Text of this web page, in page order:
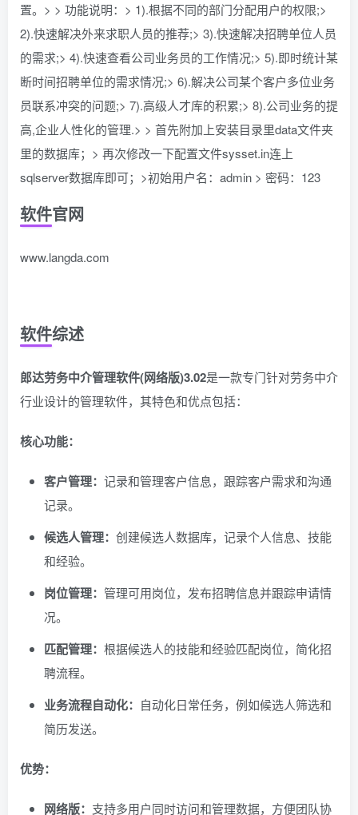
置。> > 功能说明：> 1).根据不同的部门分配用户的权限;>
2).快速解决外来求职人员的推荐;> 3).快速解决招聘单位人员
的需求;> 4).快速查看公司业务员的工作情况;> 5).即时统计某
断时间招聘单位的需求情况;> 6).解决公司某个客户多位业务
员联系冲突的问题;> 7).高级人才库的积累;> 8).公司业务的提
高,企业人性化的管理.> > 首先附加上安装目录里data文件夹
里的数据库；> 再次修改一下配置文件sysset.in连上
sqlserver数据库即可；>初始用户名：admin > 密码：123
软件官网
www.langda.com
软件综述
郎达劳务中介管理软件(网络版)3.02是一款专门针对劳务中介
行业设计的管理软件，其特色和优点包括：
核心功能：
客户管理： 记录和管理客户信息，跟踪客户需求和沟通
记录。
候选人管理： 创建候选人数据库，记录个人信息、技能
和经验。
岗位管理： 管理可用岗位，发布招聘信息并跟踪申请情
况。
匹配管理： 根据候选人的技能和经验匹配岗位，简化招
聘流程。
业务流程自动化： 自动化日常任务，例如候选人筛选和
简历发送。
优势：
网络版： 支持多用户同时访问和管理数据，方便团队协